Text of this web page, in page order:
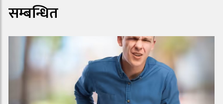
सम्बन्धित